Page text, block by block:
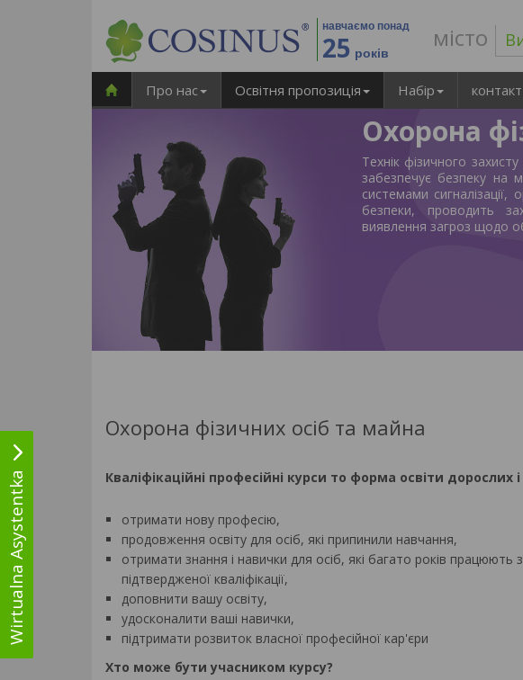
навчаємо понад
25 років
місто
Про нас Освітня пропозиція Набір контакт
Охорона
Технік фізичного
забезпечує безпеку на
системами сигналізації,
безпеки, проводить
виявлення загроз щодо
Охорона фізичних осіб та майна
Кваліфікаційні професійні курси то форма освіти дорослих і
отримати нову професію,
продовження освіту для осіб, які припинили навчання,
отримати знання і навички для осіб, які багато років
підтвердженої кваліфікації,
доповнити вашу освіту,
удосконалити ваші навички,
підтримати розвиток власної професійної кар'єри
Хто може бути учасником курсу?
Wirtualna Asystentka